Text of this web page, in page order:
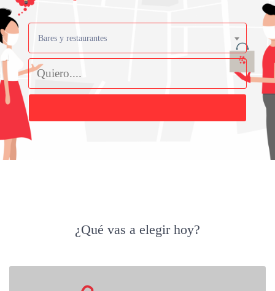
Bares y restaurantes
¿Qué vas a elegir hoy?